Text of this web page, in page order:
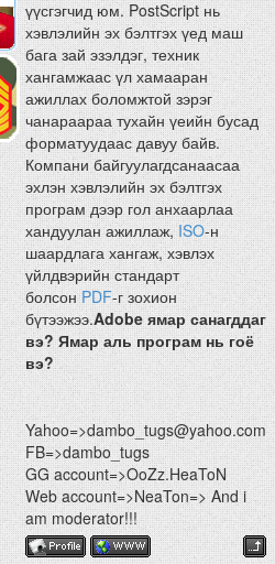
үүсгэгчид юм. PostScript нь
хэвлэлийн эх бэлтгэх үед маш
бага зай эзэлдэг, техник
хангамжаас үл хамааран
ажиллах боломжтой зэрэг
чанараараа тухайн үеийн бусад
форматуудаас давуу байв.
Компани байгуулагдсанаасаа
эхлэн хэвлэлийн эх бэлтгэх
програм дээр гол анхаарлаа
хандуулан ажиллаж,ISO-н
шаардлага хангаж, хэвлэх
үйлдвэрийн стандарт
болсонPDF-г зохион
бүтээжээ.Adobe ямар санагддаг
вэ? Ямар аль програм нь гоё
вэ?
Yahoo=>dambo_tugs@yahoo.com
FB=>dambo_tugs
GG account=>OoZz.HeaToN
Web account=>NeaTon=> And i
am moderator!!!